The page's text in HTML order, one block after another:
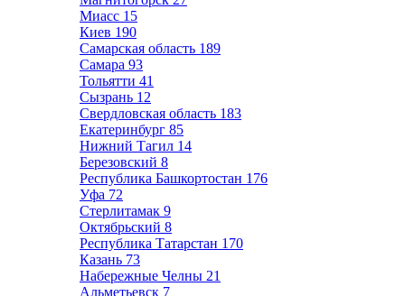
Миасс 15
Киев 190
Самарская область 189
Самара 93
Тольятти 41
Сызрань 12
Свердловская область 183
Екатеринбург 85
Нижний Тагил 14
Березовский 8
Республика Башкортостан 176
Уфа 72
Стерлитамак 9
Октябрьский 8
Республика Татарстан 170
Казань 73
Набережные Челны 21
Альметьевск 7